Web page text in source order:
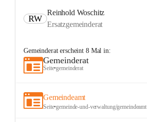
RW
Reinhold Woschitz
Ersatzgemeinderat
Gemeinderaterscheint 8Mal in:
Gemeinderat
Seite•gemeinderat
Gemeindeamt
Seite•gemeinde-und-verwaltung/gemeindeamt